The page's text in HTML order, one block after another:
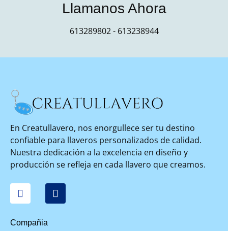
Llamanos Ahora
613289802 - 613238944​
En Creatullavero, nos enorgullece ser tu destino
confiable para llaveros personalizados de calidad.
Nuestra dedicación a la excelencia en diseño y
producción se refleja en cada llavero que creamos.
Compañia